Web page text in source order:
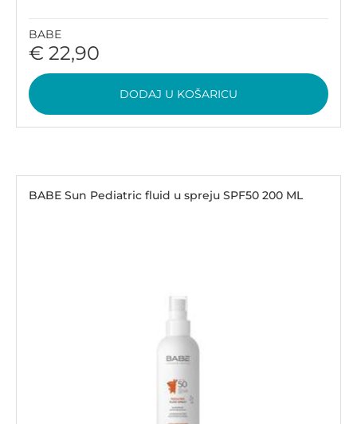
BABE
€ 22,90
DODAJ U KOŠARICU
BABE Sun Pediatric fluid u spreju SPF50 200 ML